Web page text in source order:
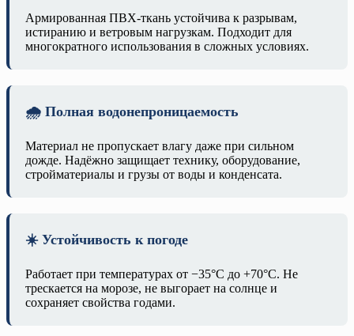
Армированная ПВХ-ткань устойчива к разрывам,
истиранию и ветровым нагрузкам. Подходит для
многократного использования в сложных условиях.
🌧️ Полная водонепроницаемость
Материал не пропускает влагу даже при сильном
дожде. Надёжно защищает технику, оборудование,
стройматериалы и грузы от воды и конденсата.
☀️ Устойчивость к погоде
Работает при температурах от −35°C до +70°C. Не
трескается на морозе, не выгорает на солнце и
сохраняет свойства годами.